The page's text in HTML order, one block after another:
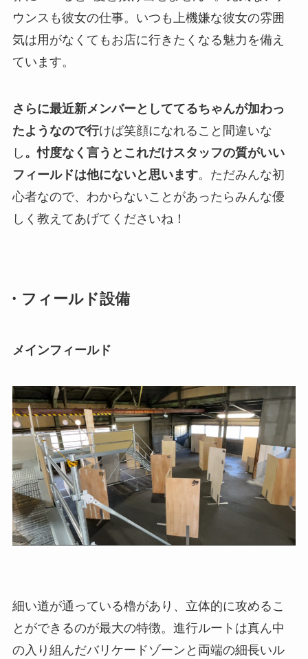
ウンスも彼女の仕事。いつも上機嫌な彼女の雰囲
気は用がなくてもお店に行きたくなる魅力を備え
ています。
さらに最近新メンバーとしててるちゃんが加わっ
たようなので行けば笑顔になれること間違いな
し 。忖度なく言うとこれだけスタッフの質がいい
フィールドは他にないと思います。ただみんな初
心者なので、わからないことがあったらみんな優
しく教えてあげてくださいね！
・フィールド設備
メインフィールド
細い道が通っている櫓があり、立体的に攻めるこ
とができるのが最大の特徴。進行ルートは真ん中
の入り組んだバリケードゾーンと両端の細長いル